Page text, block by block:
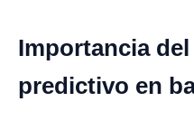
Importancia
predictivo en